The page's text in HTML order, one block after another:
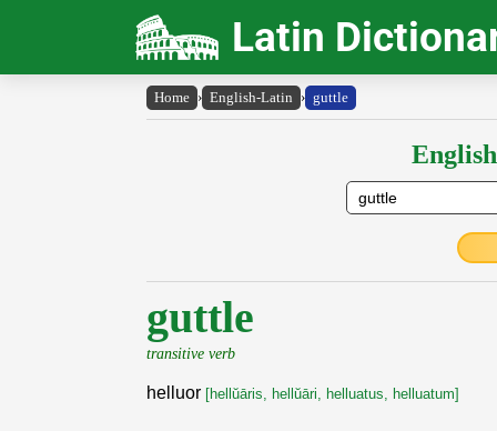
Latin
Home › English-Latin › guttle
guttle
transitive verb
helluor [hellŭāris, hellŭāri, helluatus, helluatum]